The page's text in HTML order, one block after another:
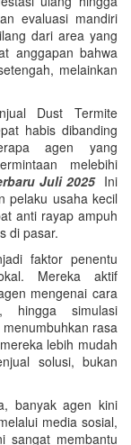
evaluasi mandiri
dari area yang
anggapan bahwa
melainkan
Dust Termite
habis dibanding
agen yang
melebihi
Juli 2025Ini
pelaku usaha kecil
anti rayap ampuh
di pasar.
faktor penentu
Mereka aktif
mengenai cara
hingga simulasi
rasa
lebih mudah
solusi, bukan
banyak agen kini
media sosial,
sangat membantu